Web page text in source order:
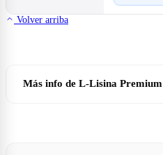
Volver arriba
Más info de L-Lisina Premium